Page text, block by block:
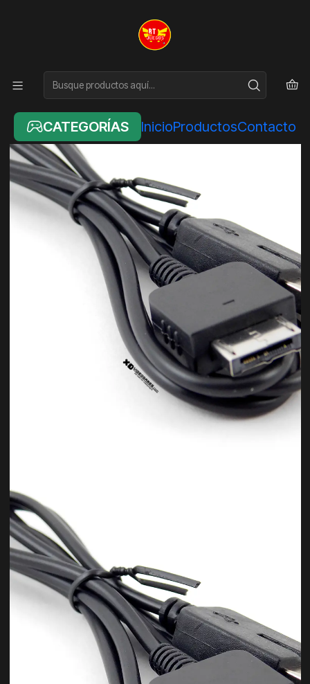
CATEGORÍAS InicioProductosContacto
CABLE DE CARGA PARA PS VITA FAT GENÉRICO